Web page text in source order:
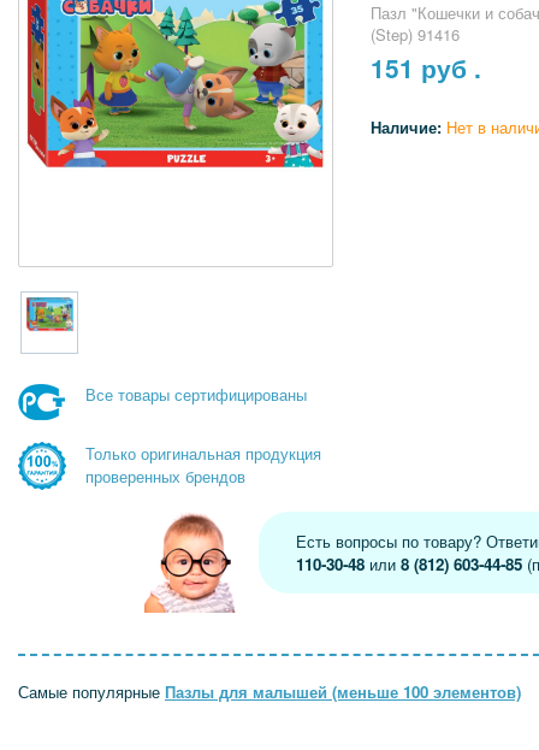
Все товары сертифицированы
Только оригинальная продукция
проверенных брендов
Пазл "Кошечки и
(Step) 91416
151 руб .
Наличие: Нет в
Есть вопросы по товару?
110-30-48 или8 (812) 603-44-85
Самые популярные Пазлы для малышей (меньше 100 элементов)